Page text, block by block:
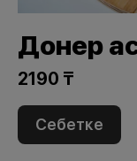
Донер
2190 ₸
Себетке